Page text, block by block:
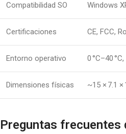
Compatibilidad SO Windows
Certificaciones CE, FCC,
Entorno operativo 0 °C–40
Dimensiones físicas ~15 × 7.1
Preguntas frecuentes